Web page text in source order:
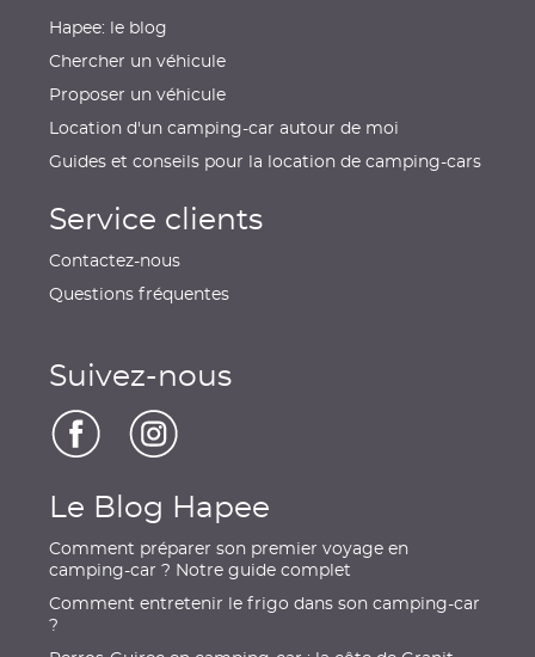
Hapee: le blog
Chercher un véhicule
Proposer un véhicule
Location d'un camping-car autour de moi
Guides et conseils pour la location de camping-cars
Service clients
Contactez-nous
Questions fréquentes
Suivez-nous
Le Blog Hapee
Comment préparer son premier voyage en
camping-car ? Notre guide complet
Comment entretenir le frigo dans son camping-car
?